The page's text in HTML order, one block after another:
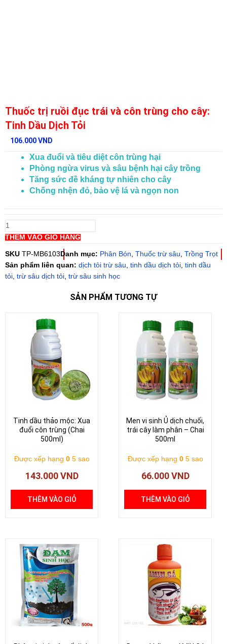
Thuốc trị ruồi đục trái và côn trùng cho cây:
Tinh Dầu Dịch Tỏi
106.000VND
Xua đuổi và tiêu diệt côn trùng hại
Phòng ngừa virus và sâu bệnh hại cây trồng
Tăng sức đề kháng tự nhiên cho cây
Chống nhện đỏ, bảo vệ lá và ngọn non
trị
ruồi
trái
và
côn
THÊM VÀO GIỎ HÀNG
SKU TP-MB6103 Danh mục: Phân Bón, Thuốc trừ sâu, Trồng Trọt
Sản phẩm liên quan: dịch tỏi trừ sâu, tinh dầu dịch tỏi, tinh dầu
tỏi, trừ sâu dịch tỏi, trừ sâu sinh học
SẢN PHẨM TƯƠNG TỰ
Tinh dầu thảo mộc: Xua
đuổi côn trùng (Chai
500ml)
Được xếp hạng 05 sao
143.000VND
THÊM VÀO GIỎ
Men vi sinh Ủ dịch chuối,
trái cây làm phân – Chai
500ml
Được xếp hạng 05 sao
66.000VND
THÊM VÀO GIỎ